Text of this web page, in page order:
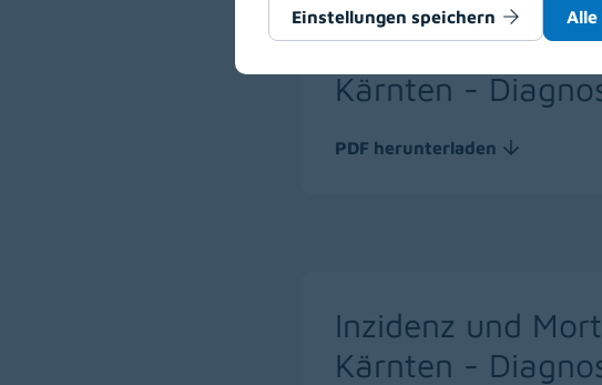
Inzidenz und
Kärnten -
PDF herunterladen
(download)
Inzidenz und
Kärnten -
Einstellungen speichern